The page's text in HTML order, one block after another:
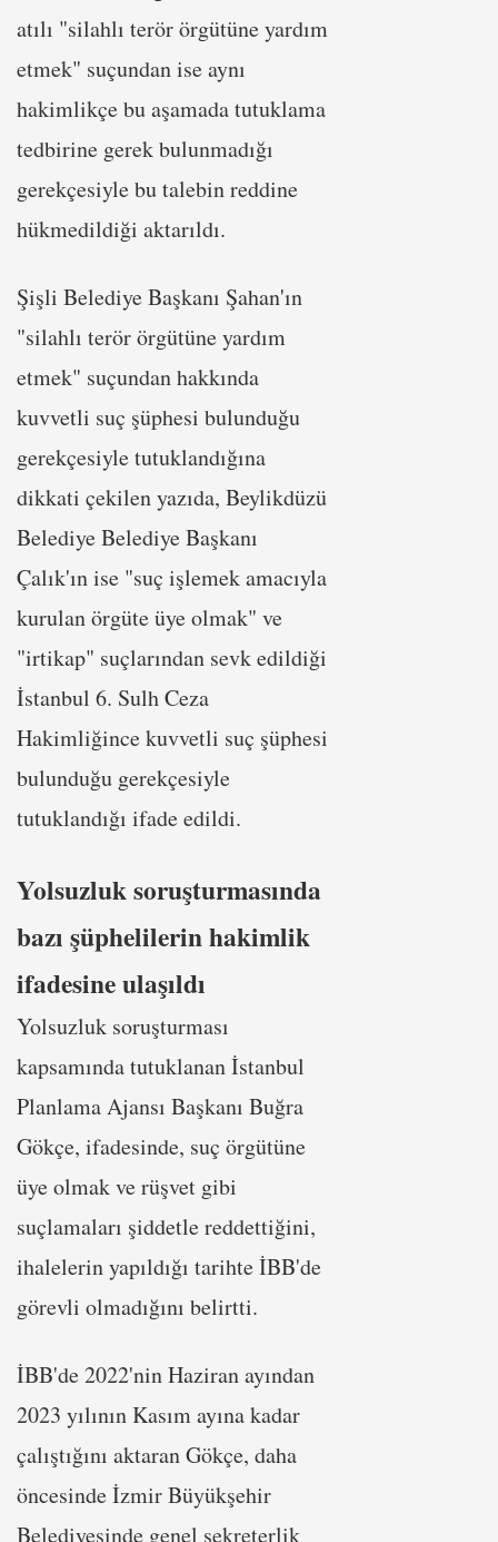
atılı "silahlı terör örgütüne yardım
etmek" suçundan ise aynı
hakimlikçe bu aşamada tutuklama
tedbirine gerek bulunmadığı
gerekçesiyle bu talebin reddine
hükmedildiği aktarıldı.
Şişli Belediye Başkanı Şahan'ın
"silahlı terör örgütüne yardım
etmek" suçundan hakkında
kuvvetli suç şüphesi bulunduğu
gerekçesiyle tutuklandığına
dikkati çekilen yazıda, Beylikdüzü
Belediye Belediye Başkanı
Çalık'ın ise "suç işlemek amacıyla
kurulan örgüte üye olmak" ve
"irtikap" suçlarından sevk edildiği
İstanbul 6. Sulh Ceza
Hakimliğince kuvvetli suç şüphesi
bulunduğu gerekçesiyle
tutuklandığı ifade edildi.
Yolsuzluk soruşturmasında
bazı şüphelilerin hakimlik
ifadesine ulaşıldı
Yolsuzluk soruşturması
kapsamında tutuklanan İstanbul
Planlama Ajansı Başkanı Buğra
Gökçe, ifadesinde, suç örgütüne
üye olmak ve rüşvet gibi
suçlamaları şiddetle reddettiğini,
ihalelerin yapıldığı tarihte İBB'de
görevli olmadığını belirtti.
İBB'de 2022'nin Haziran ayından
2023 yılının Kasım ayına kadar
çalıştığını aktaran Gökçe, daha
öncesinde İzmir Büyükşehir
Belediyesinde genel sekreterlik